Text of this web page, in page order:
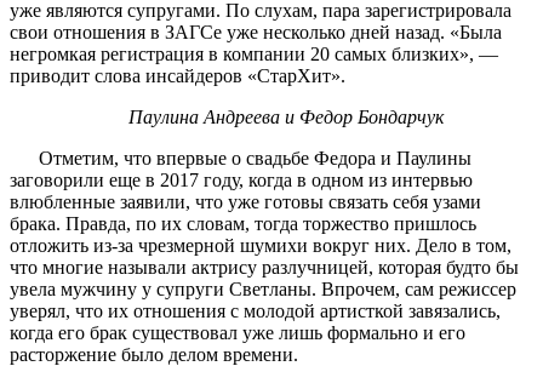
уже являются супругами. По слухам, пара зарегистрировала
свои отношения в ЗАГСе уже несколько дней назад. «Была
негромкая регистрация в компании 20 самых близких», —
приводит слова инсайдеров «СтарХит».
Паулина Андреева и Федор Бондарчук
Отметим, что впервые о свадьбе Федора и Паулины
заговорили еще в 2017 году, когда в одном из интервью
влюбленные заявили, что уже готовы связать себя узами
брака. Правда, по их словам, тогда торжество пришлось
отложить из-за чрезмерной шумихи вокруг них. Дело в том,
что многие называли актрису разлучницей, которая будто бы
увела мужчину у супруги Светланы. Впрочем, сам режиссер
уверял, что их отношения с молодой артисткой завязались,
когда его брак существовал уже лишь формально и его
расторжение было делом времени.